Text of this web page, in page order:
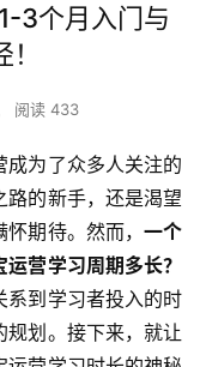
3个月入门与
阅读 433
成为了众多人关注的
路的新手，还是渴望
期待。然而， 一个
营学习周期多长？
系到学习者投入的时
规划。接下来，就让